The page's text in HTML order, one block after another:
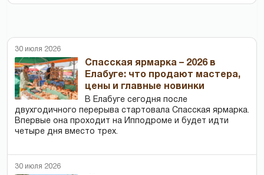
30 июля 2026
Спасская ярмарка – 2026 в
Елабуге: что продают мастера,
цены и главные новинки
В Елабуге сегодня после
двухгодичного перерыва стартовала Спасская ярмарка.
Впервые она проходит на Ипподроме и будет идти
четыре дня вместо трех.
30 июля 2026